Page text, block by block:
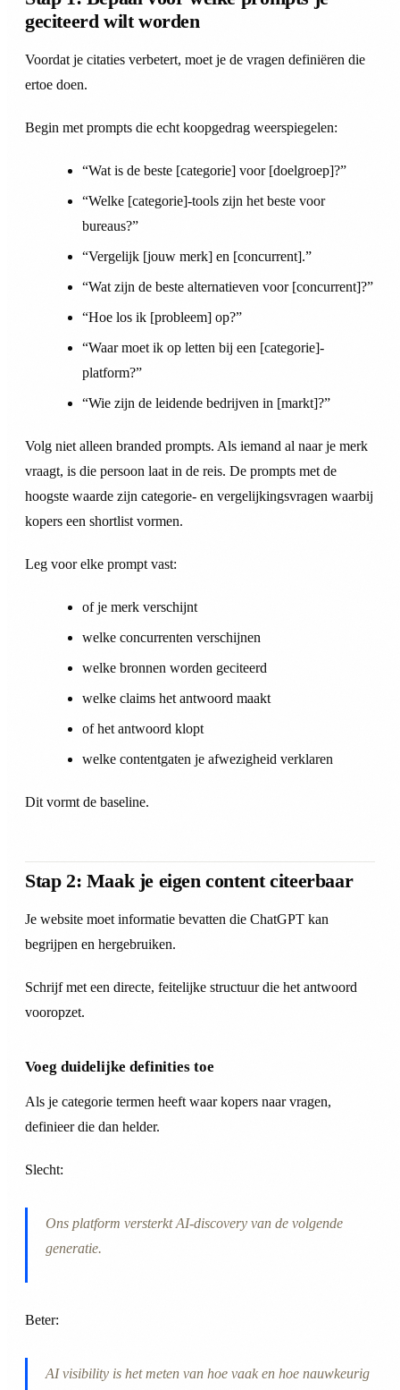
geciteerd wilt worden
Voordat je citaties verbetert, moet je de vragen definiëren die
ertoe doen.
Begin met prompts die echt koopgedrag weerspiegelen:
“Wat is de beste [categorie] voor [doelgroep]?”
“Welke [categorie]-tools zijn het beste voor
bureaus?”
“Vergelijk [jouw merk] en [concurrent].”
“Wat zijn de beste alternatieven voor [concurrent]?”
“Hoe los ik [probleem] op?”
“Waar moet ik op letten bij een [categorie]-
platform?”
“Wie zijn de leidende bedrijven in [markt]?”
Volg niet alleen branded prompts. Als iemand al naar je merk
vraagt, is die persoon laat in de reis. De prompts met de
hoogste waarde zijn categorie- en vergelijkingsvragen waarbij
kopers een shortlist vormen.
Leg voor elke prompt vast:
of je merk verschijnt
welke concurrenten verschijnen
welke bronnen worden geciteerd
welke claims het antwoord maakt
of het antwoord klopt
welke contentgaten je afwezigheid verklaren
Dit vormt de baseline.
Stap 2: Maak je eigen content citeerbaar
Je website moet informatie bevatten die ChatGPT kan
begrijpen en hergebruiken.
Schrijf met een directe, feitelijke structuur die het antwoord
vooropzet.
Voeg duidelijke definities toe
Als je categorie termen heeft waar kopers naar vragen,
definieer die dan helder.
Slecht:
Ons platform versterkt AI-discovery van de volgende
generatie.
Beter:
AI visibility is het meten van hoe vaak en hoe nauwkeurig